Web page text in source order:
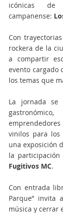
icónicas
campanense:
Con
rockera de la
a compartir
evento cargado
los temas que
La jornada se
vinilos para
una exposición
la
Fugitivos MC.
Con entrada
Parque”
música y cerrar